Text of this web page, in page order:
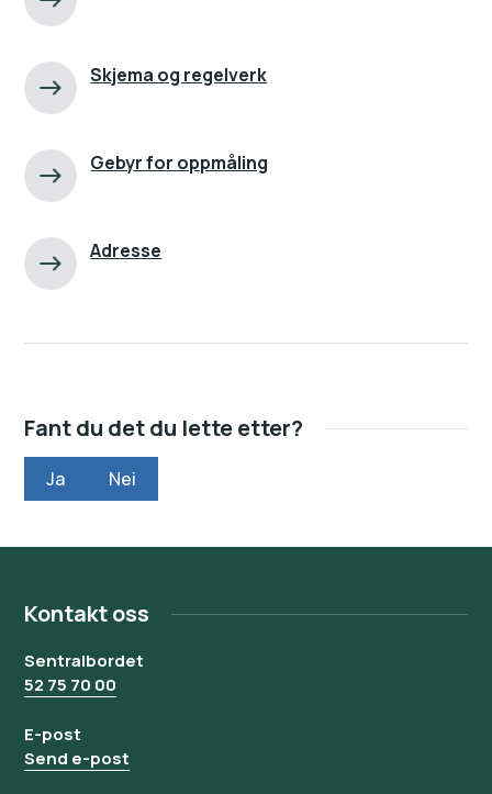
Skjema og regelverk
Gebyr for oppmåling
Adresse
Fant du det du lette etter?
Ja Nei
Kontakt oss
Sentralbordet
52 75 70 00
E-post
Send e-post